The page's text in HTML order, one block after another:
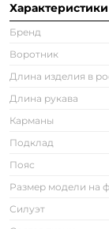
Характеристики
Бренд
Воротник
Длина изделия в
Длина рукава
Карманы
Подклад
Пояс
Размер модели на
Силуэт